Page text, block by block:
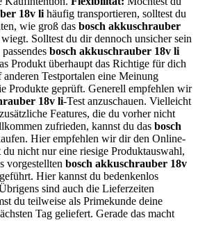
18v li häufig transportieren, solltest du
wie groß das bosch akkuschrauber
Solltest du dir dennoch unsicher sein
bosch akkuschrauber 18v li
Produkt überhaupt das Richtige für dich
Testportalen eine Meinung
Produkte geprüft. Generell empfehlen wir
18v li-Test anzuschauen. Vielleicht
Features, die du vorher nicht
zufrieden, kannst du das bosch
Hier empfehlen wir dir den Online-
nicht nur eine riesige Produktauswahl,
vorgestellten bosch akkuschrauber 18v
Hier kannst du bedenkenlos
sind auch die Lieferzeiten
du teilweise als Primekunde deine
Tag geliefert. Gerade das macht